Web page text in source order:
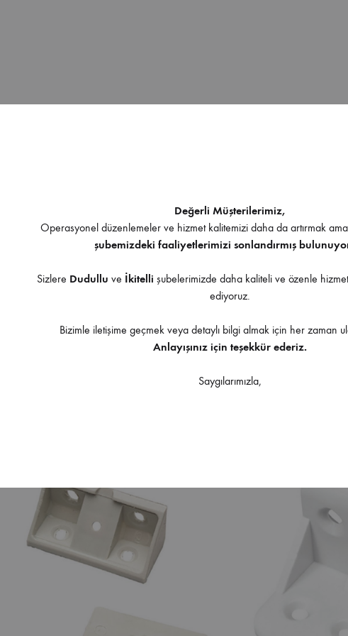
Değerli Müşterilerimiz,
Operasyonel düzenlemeler ve hizmet kalitemizi daha da artırmak
şubemizdeki faaliyetlerimizi sonlandırmış
Sizlere Dudullu ve İkitelli şubelerimizde daha kaliteli ve özenle
ediyoruz.
Bizimle iletişime geçmek veya detaylı bilgi almak için her zaman
Anlayışınız için teşekkür ederiz.
Saygılarımızla,